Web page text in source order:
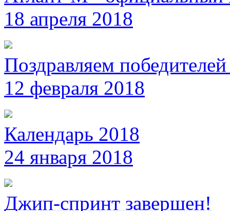
18 апреля 2018
Поздравляем
12 февраля 2018
Календарь 2018
24 января 2018
Джип-спринт завершен!